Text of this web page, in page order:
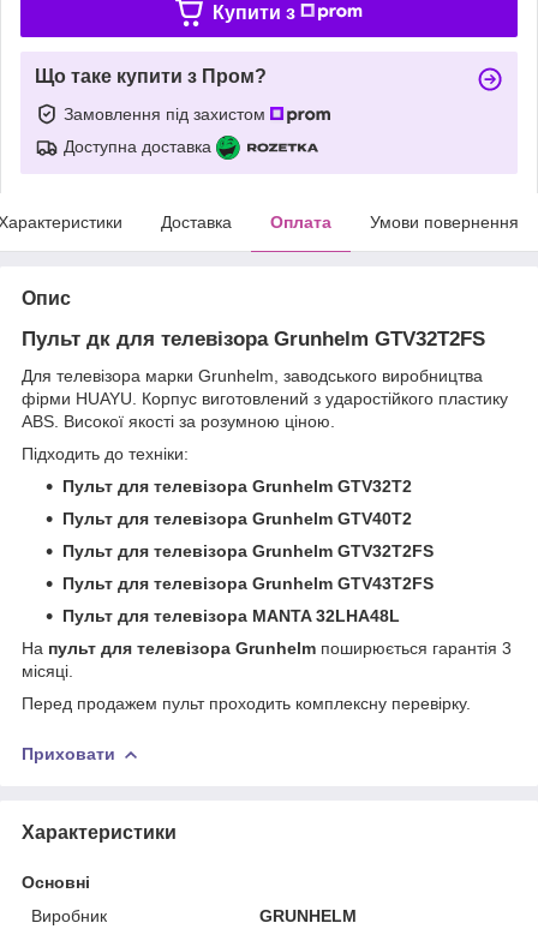
Купити з
Що таке купити з Пром?
Замовлення під захистом
Доступна доставка
Доставка Оплата Умови повернення
Опис
Пульт дк для телевізора Grunhelm GTV32T2FS
Для телевізора марки Grunhelm, заводського виробництва
фірми HUAYU. Корпус виготовлений з ударостійкого пластику
ABS. Високої якості за розумною ціною.
Підходить до техніки:
Пульт для телевізора Grunhelm GTV32T2
Пульт для телевізора Grunhelm GTV40T2
Пульт для телевізора Grunhelm GTV32T2FS
Пульт для телевізора Grunhelm GTV43T2FS
Пульт для телевізора MANTA 32LHA48L
На пульт для телевізора Grunhelm поширюється гарантія 3
місяці.
Перед продажем пульт проходить комплексну перевірку.
Приховати
Характеристики
Основні
Виробник
GRUNHELM